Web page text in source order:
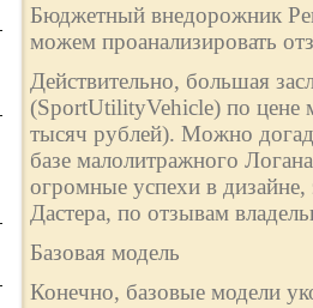
Бюджетный внедорожник
можем проанализировать
Действительно, большая
(SportUtilityVehicle) по цене
тысяч рублей). Можно
базе малолитражного
огромные успехи в
Дастера, по отзывам
Базовая модель
Конечно, базовые модели